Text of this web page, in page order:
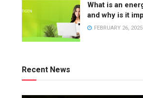
What is an
and why is it
FEBRUARY 26, 2025
Recent News